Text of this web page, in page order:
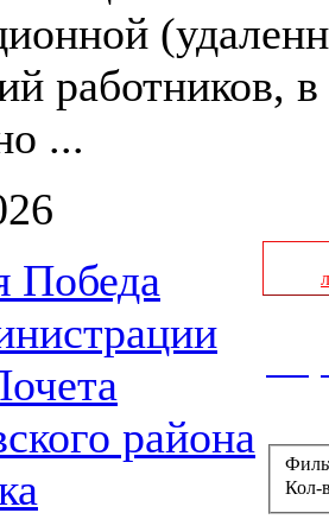
работников,
...
Победа
района
Кол-